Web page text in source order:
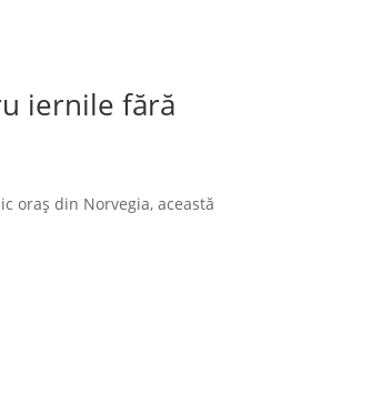
iernile fără
oraș din Norvegia, această